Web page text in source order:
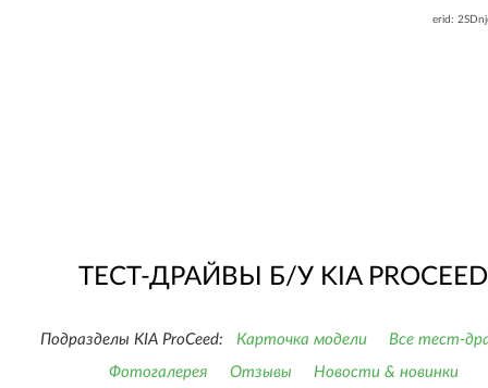
erid:
ТЕСТ-ДРАЙВЫ Б/У KIA PROCEED
Подразделы KIA ProCeed: Карточка модели
Все тест-
Фотогалерея
Отзывы
Новости & новинки